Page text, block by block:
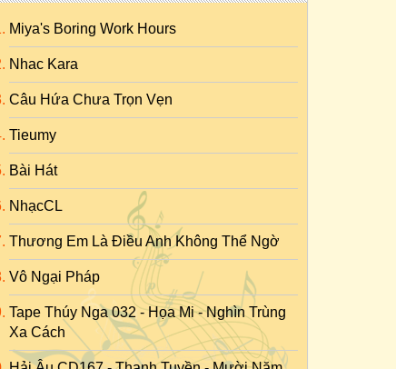
Miya's Boring Work Hours
Nhac Kara
Câu Hứa Chưa Trọn Vẹn
Tieumy
Bài Hát
NhạcCL
Thương Em Là Điều Anh Không Thể Ngờ
Vô Ngại Pháp
Tape Thúy Nga 032 - Họa Mi - Nghìn Trùng
Xa Cách